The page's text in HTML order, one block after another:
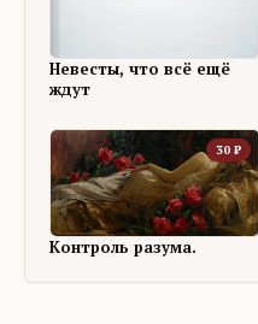
Невесты, что всё ещё
ждут
30 ₽
Контроль разума.